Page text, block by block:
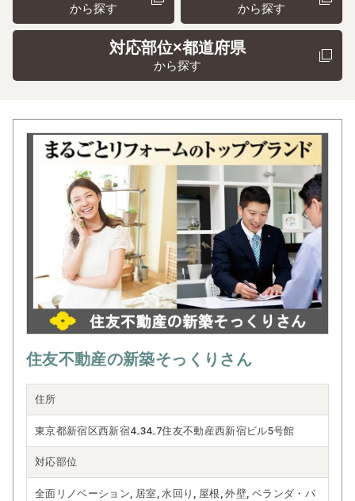
から探す から探す
対応部位×都道府県
から探す
住友不動産の新築そっくりさん
住所
東京都新宿区西新宿4₋34₋7住友不動産西新宿ビル5号館
対応部位
全面リノベーション, 居室, 水回り, 屋根, 外壁, ベランダ・バ